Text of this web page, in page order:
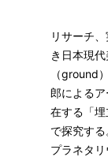
リサーチ
き日本現
（ground
郎による
在する「
で探究する
プラネタ